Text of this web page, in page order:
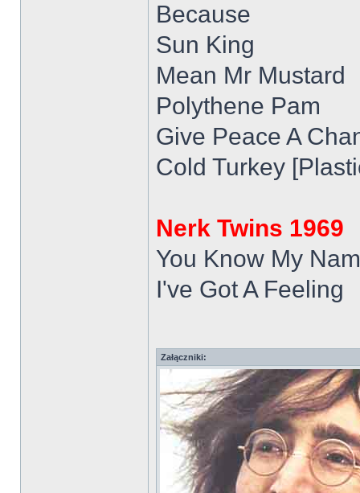
Because
Sun King
Mean Mr Mustard
Polythene Pam
Give Peace A
Cold Turkey
Nerk Twins 1969
You Know My
I've Got A Feeling
Załączniki: